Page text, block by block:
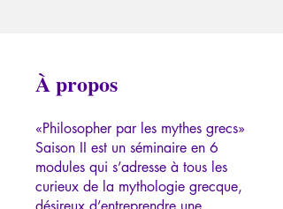
À propos
«Philosopher par les mythes grecs»
Saison II est un séminaire en 6
modules qui s’adresse à tous les
curieux de la mythologie grecque,